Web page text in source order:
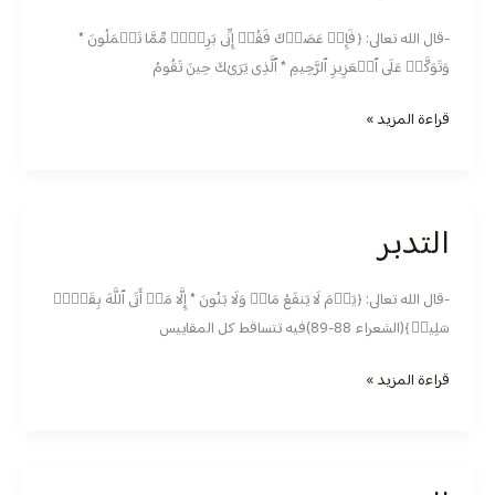
-قال الله تعالى: ﴿فَإِنۡ عَصَوۡكَ فَقُلۡ إِنِّی بَرِیۤءࣱ مِّمَّا تَعۡمَلُونَ *
وَتَوَكَّلۡ عَلَى ٱلۡعَزِیزِ ٱلرَّحِیمِ * ٱلَّذِی یَرَىٰكَ حِینَ تَقُومُ
قراءة المزيد »
التدبر
-قال الله تعالى: ﴿یَوۡمَ لَا یَنفَعُ مَالࣱ وَلَا بَنُونَ * إِلَّا مَنۡ أَتَى ٱللَّهَ بِقَلۡبࣲ
سَلِیمࣲ﴾(الشعراء 88-89)فيه تتساقط كل المقاييس
التدبر
قراءة المزيد »